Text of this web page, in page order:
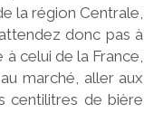
la région Centrale,
donc pas à
celui de la France,
marché, aller aux
centilitres de bière